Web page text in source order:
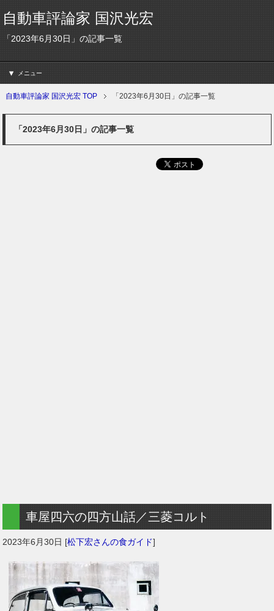
自動車評論家 国沢光宏
「2023年6月30日」の記事一覧
メニュー
自動車評論家 国沢光宏 TOP 「2023年6月30日」の記事一覧
「2023年6月30日」の記事一覧
車屋四六の四方山話／三菱コルト
2023年6月30日 [松下宏さんの食ガイド]